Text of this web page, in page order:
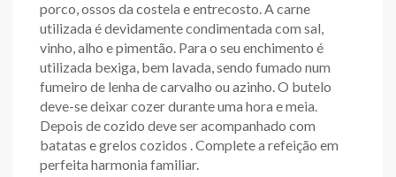
porco, ossos da costela e entrecosto. A carne
utilizada é devidamente condimentada com sal,
vinho, alho e pimentão. Para o seu enchimento é
utilizada bexiga, bem lavada, sendo fumado num
fumeiro de lenha de carvalho ou azinho. O butelo
deve-se deixar cozer durante uma hora e meia.
Depois de cozido deve ser acompanhado com
batatas e grelos cozidos . Complete a refeição em
perfeita harmonia familiar.